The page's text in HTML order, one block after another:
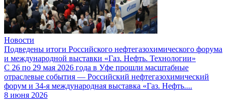
Новости
Подведены итоги Российского нефтегазохимического форума
и международной выставки «Газ. Нефть. Технологии»
С 26 по 29 мая 2026 года в Уфе прошли масштабные
отраслевые события — Российский нефтегазохимический
форум и 34-я международная выставка «Газ. Нефть....
8 июня 2026